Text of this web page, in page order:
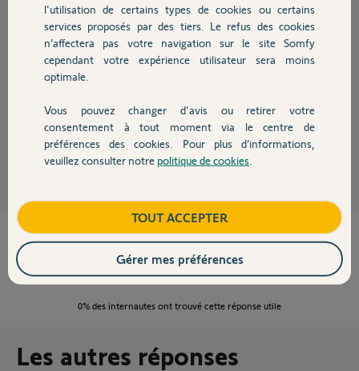
Autres produits
Devis avec un pro
Contact
Bonjour Florence,
Êtes-vous sûre du PIN de votre Tahoma, je retrouve aucune box
possédant ce PIN là ?
Bonne journée,
Thomas M. il y a plus de 7 ans
Cette réponse vous a-t-elle aidé ?
0% des internautes ont trouvé cette réponse utile
Les autres réponses
l'utilisation de certains types de cookies ou certains
services proposés par des tiers. Le refus des cookies
n’affectera pas votre navigation sur le site Somfy
cependant votre expérience utilisateur sera moins
optimale.
Vous pouvez changer d'avis ou retirer votre
consentement à tout moment via le centre de
préférences des cookies. Pour plus d’informations,
veuillez consulter notre politique de cookies
TOUT ACCEPTER
Gérer mes préférences